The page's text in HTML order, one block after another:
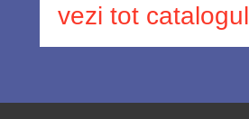
vezi tot catalogul